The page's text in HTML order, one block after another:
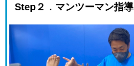
Step２．マンツーマン指導